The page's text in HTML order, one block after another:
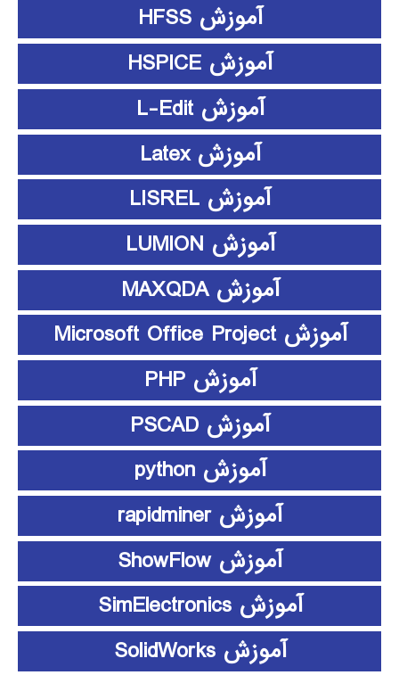
آموزش HFSS
آموزش HSPICE
آموزش L-Edit
آموزش Latex
آموزش LISREL
آموزش LUMION
آموزش MAXQDA
آموزش Microsoft Office Project
آموزش PHP
آموزش PSCAD
آموزش python
آموزش rapidminer
آموزش ShowFlow
آموزش SimElectronics
آموزش SolidWorks